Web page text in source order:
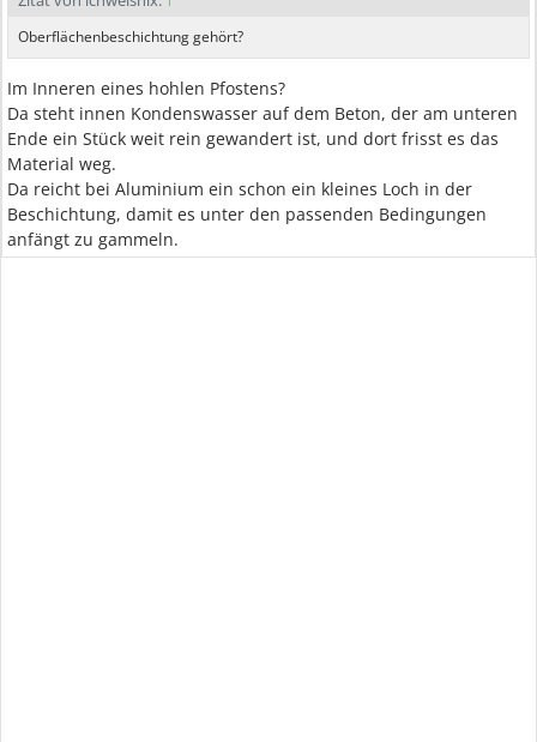
Oberflächenbeschichtung gehört?
Im Inneren eines hohlen Pfostens?
Da steht innen Kondenswasser auf dem Beton, der am unteren
Ende ein Stück weit rein gewandert ist, und dort frisst es das
Material weg.
Da reicht bei Aluminium ein schon ein kleines Loch in der
Beschichtung, damit es unter den passenden Bedingungen
anfängt zu gammeln.